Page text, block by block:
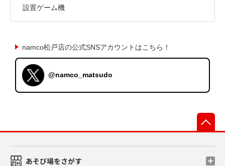
設置ゲーム機
namco松戸店の公式SNSアカウントはこちら！
@namco_matsudo
あそび場をさがす